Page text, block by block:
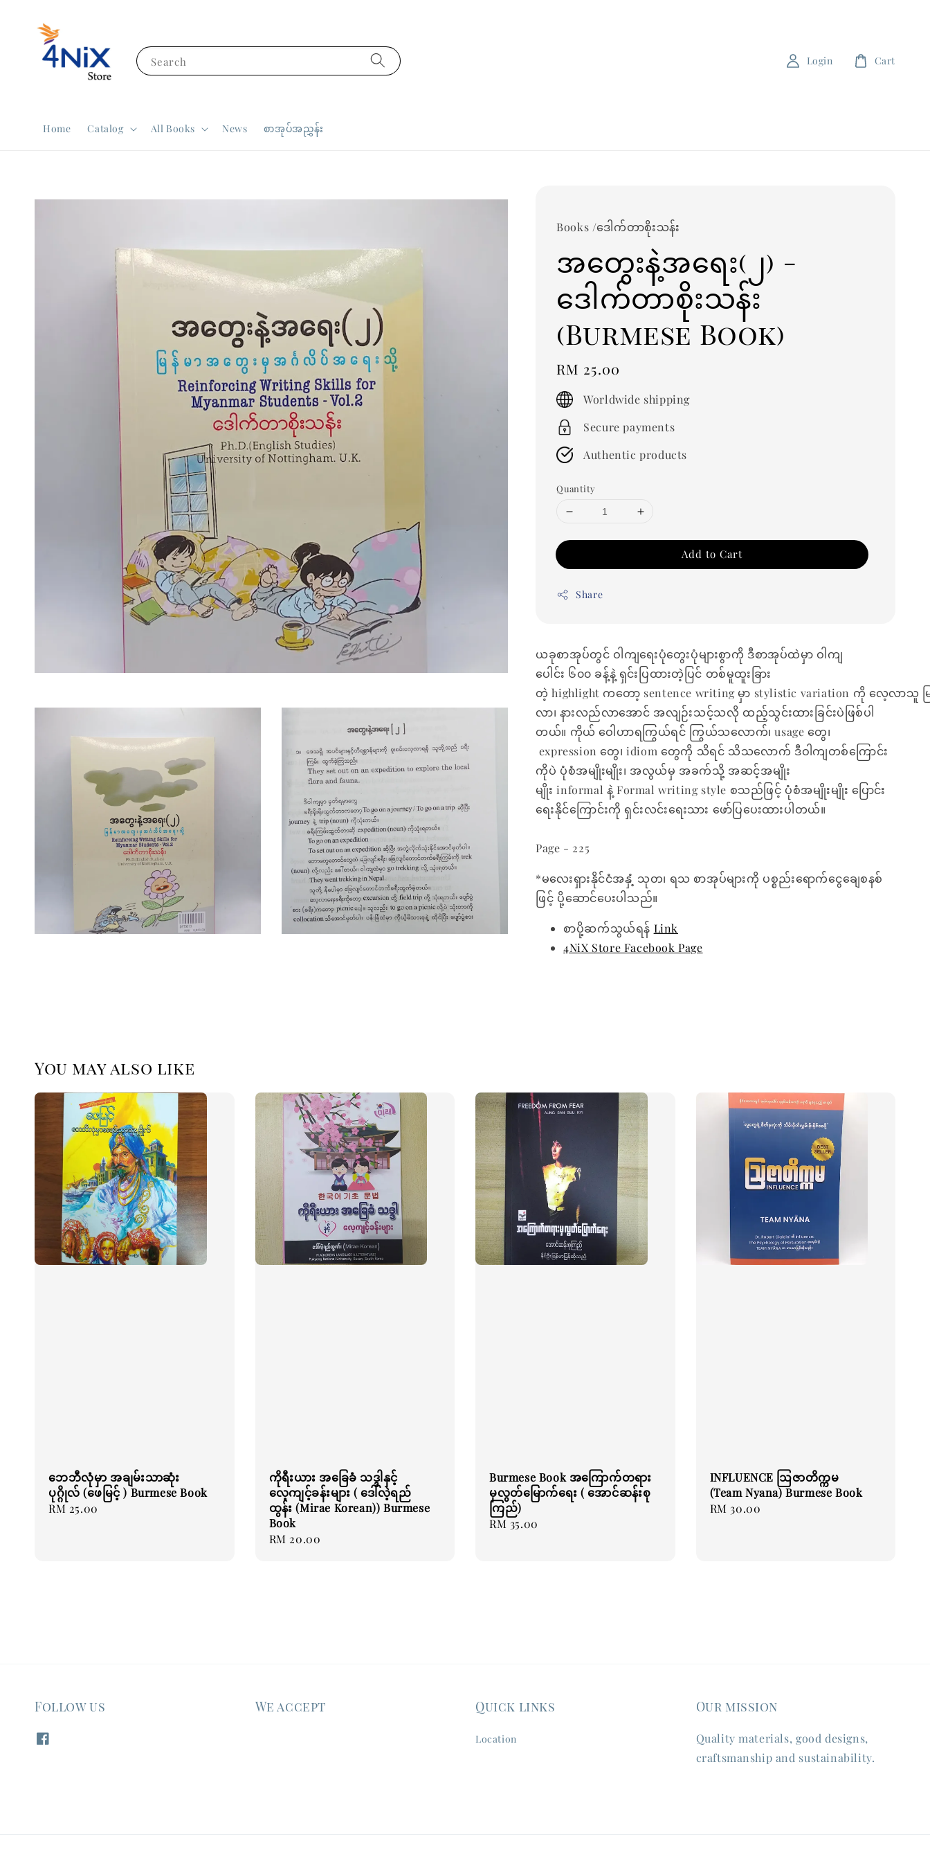
Search
Home Catalog All Books News စာအုပ်အညွှန်း
Login Cart
Books /ဒေါက်တာစိုးသန်း
အတွေးနဲ့အရေး(၂) -
ဒေါက်တာစိုးသန်း
(Burmese Book)
Regular
price
RM 25.00
Worldwide shipping
Secure payments
Authentic products
Quantity
Add to Cart
Share
ယခုစာအုပ်တွင် ဝါကျရေးပုံတွေးပုံများစွာကို ဒီစာအုပ်ထဲမှာ ဝါကျ
ပေါင်း ၆၀၀ ခန့်နဲ့ ရှင်းပြထားတဲ့ပြင် တစ်မူထူးခြား
တဲ့ highlight ကတော့ sentence writing မှာ stylistic variation ကို လေ့လာသူ မ
လာ၊ နားလည်လာအောင် အလျဉ်းသင့်သလို ထည့်သွင်းထားခြင်းပဲဖြစ်ပါ
တယ်။ ကိုယ် ဝေါဟာရကြွယ်ရင် ကြွယ်သလောက်၊ usage တွေ၊
expression တွေ၊ idiom တွေကို သိရင် သိသလောက် ဒီဝါကျတစ်ကြောင်း
ကိုပဲ ပုံစံအမျိုးမျိုး၊ အလွယ်မှ အခက်သို့ အဆင့်အမျိုး
မျိုး informal နဲ့ Formal writing style စသည်ဖြင့် ပုံစံအမျိုးမျိုး ပြောင်း
ရေးနိုင်ကြောင်းကို ရှင်းလင်းရေးသား ဖော်ပြပေးထားပါတယ်။
Page - 225
*မလေးရှားနိုင်ငံအနှံ့ သုတ၊ ရသ စာအုပ်များကို ပစ္စည်းရောက်ငွေချေစနစ်
ဖြင့် ပို့ဆောင်ပေးပါသည်။
စာပို့ဆက်သွယ်ရန် Link
4NiX Store Facebook Page
You may also like
ဘေဘီလုံမှာ အချမ်းသာဆုံး
ပုဂ္ဂိုလ် (ဖေမြင့် ) Burmese Book
Regular
RM 25.00
ကိုရီးယား အခြေခံ သဒ္ဒါနှင့်
လေ့ကျင့်ခန်းများ ( ဒေါ်လဲ့ရည်
ထွန်း (Mirae Korean)) Burmese
Book
Regular
RM 20.00
Burmese Book အကြောက်တရား
မှလွတ်မြောက်ရေး ( အောင်ဆန်းစု
ကြည်)
Regular
RM 35.00
INFLUENCE ဩဇာတိက္ကမ
(Team Nyana) Burmese Book
Regular
RM 30.00
Follow us We accept Quick links
Location
Our mission
Quality materials, good designs,
craftsmanship and sustainability.